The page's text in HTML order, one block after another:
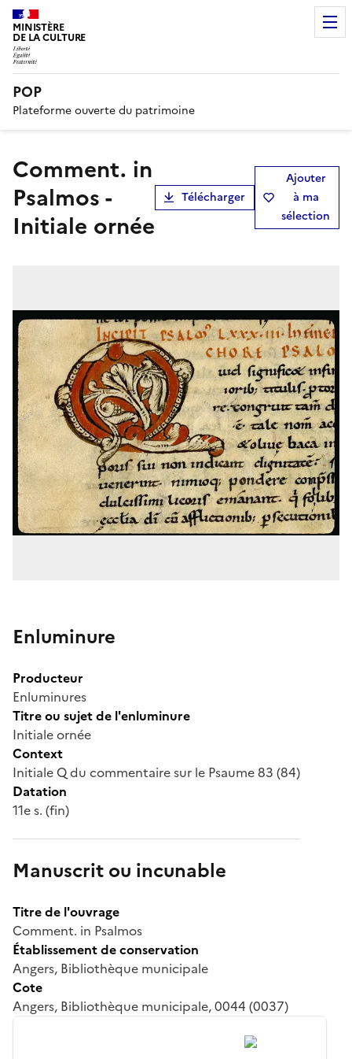
MINISTÈRE
DE LA CULTURE
POP
Plateforme ouverte du patrimoine
Comment. in
Psalmos -
Initiale ornée
Télécharger
Ajouter
à ma
sélection
Enluminure
Producteur
Enluminures
Titre ou sujet de l'enluminure
Initiale ornée
Context
Initiale Q du commentaire sur le Psaume 83 (84)
Datation
11e s. (fin)
Manuscrit ou incunable
Titre de l'ouvrage
Comment. in Psalmos
Établissement de conservation
Angers, Bibliothèque municipale
Cote
Angers, Bibliothèque municipale, 0044 (0037)